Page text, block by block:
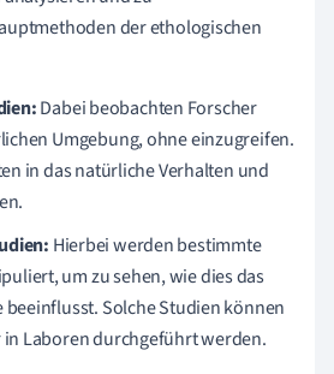
der ethologischen
Dabei beobachten Forscher
Umgebung, ohne einzugreifen.
in das natürliche Verhalten und
Hierbei werden bestimmte
um zu sehen, wie dies das
beeinflusst. Solche Studien können
Laboren durchgeführt werden.